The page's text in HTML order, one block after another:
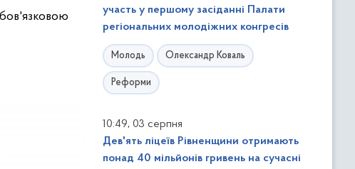
участь у першому засіданні Палати
регіональних молодіжних конгресів
Молодь Олександр Коваль
Реформи
10:49, 03 серпня
Дев'ять ліцеїв Рівненщини отримають
понад 40 мільйонів гривень на сучасні